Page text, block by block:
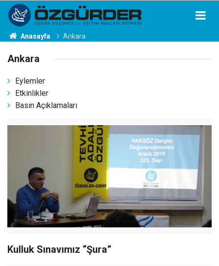
Anasayfa Ankara
Ankara
Eylemler
Etkinlikler
Basın Açıklamaları
Kulluk Sınavımız “Şura”